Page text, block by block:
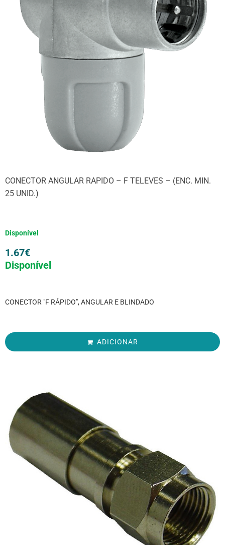
CONECTOR ANGULAR RAPIDO – F TELEVES – (ENC. MIN.
25 UNID.)
Disponível
1.67€
Disponível
CONECTOR "F RÁPIDO", ANGULAR E BLINDADO
ADICIONAR